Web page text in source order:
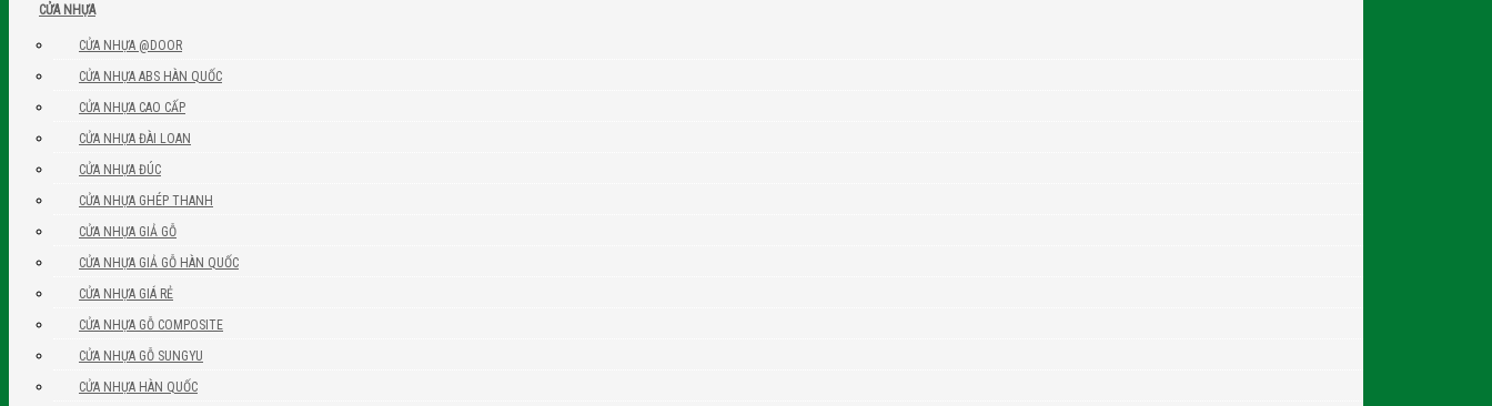
CỬA NHỰA
CỬA NHỰA @DOOR
CỬA NHỰA ABS HÀN QUỐC
CỬA NHỰA CAO CẤP
CỬA NHỰA ĐÀI LOAN
CỬA NHỰA ĐÚC
CỬA NHỰA GHÉP THANH
CỬA NHỰA GIẢ GỖ
CỬA NHỰA GIẢ GỖ HÀN QUỐC
CỬA NHỰA GIÁ RẺ
CỬA NHỰA GỖ COMPOSITE
CỬA NHỰA GỖ SUNGYU
CỬA NHỰA HÀN QUỐC